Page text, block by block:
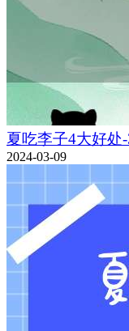
夏吃李子4大好处
2024-03-09